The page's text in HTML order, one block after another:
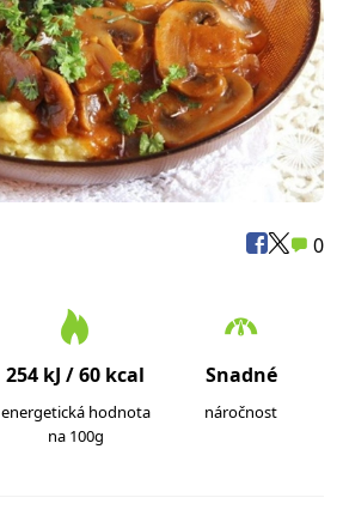
0
254 kJ / 60 kcal
energetická hodnota
na 100g
Snadné
náročnost